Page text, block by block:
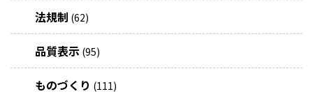
法規制 (62)
品質表示 (95)
ものづくり (111)